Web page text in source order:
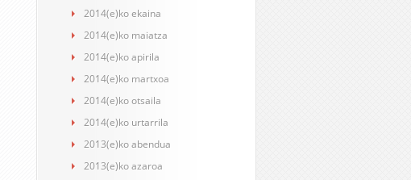
2014(e)ko ekaina
2014(e)ko maiatza
2014(e)ko apirila
2014(e)ko martxoa
2014(e)ko otsaila
2014(e)ko urtarrila
2013(e)ko abendua
2013(e)ko azaroa